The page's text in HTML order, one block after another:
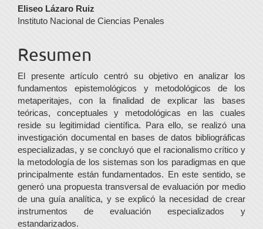
Contenido
principal
del
artículo
Eliseo Lázaro Ruiz
Instituto Nacional de Ciencias Penales
Resumen
El presente artículo centró su objetivo en analizar los
fundamentos epistemológicos y metodológicos de los
metaperitajes, con la finalidad de explicar las bases
teóricas, conceptuales y metodológicas en las cuales
reside su legitimidad científica. Para ello, se realizó una
investigación documental en bases de datos bibliográficas
especializadas, y se concluyó que el racionalismo crítico y
la metodología de los sistemas son los paradigmas en que
principalmente están fundamentados. En este sentido, se
generó una propuesta transversal de evaluación por medio
de una guía analítica, y se explicó la necesidad de crear
instrumentos de evaluación especializados y
estandarizados.